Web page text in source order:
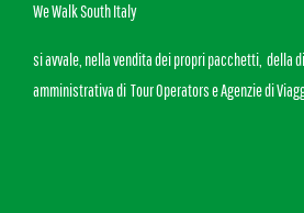
We Walk South Italy
si avvale, nella vendita dei propri pacchetti, della
amministrativa di Tour Operators e Agenzie di